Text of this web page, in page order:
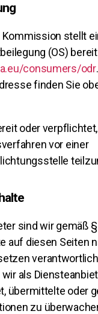
Kommission stellt
(OS)
consumers/odr.
finden Sie
oder
vor einer
sind wir gemäß §
auf diesen Seiten
wir als
übermittelte oder
zu